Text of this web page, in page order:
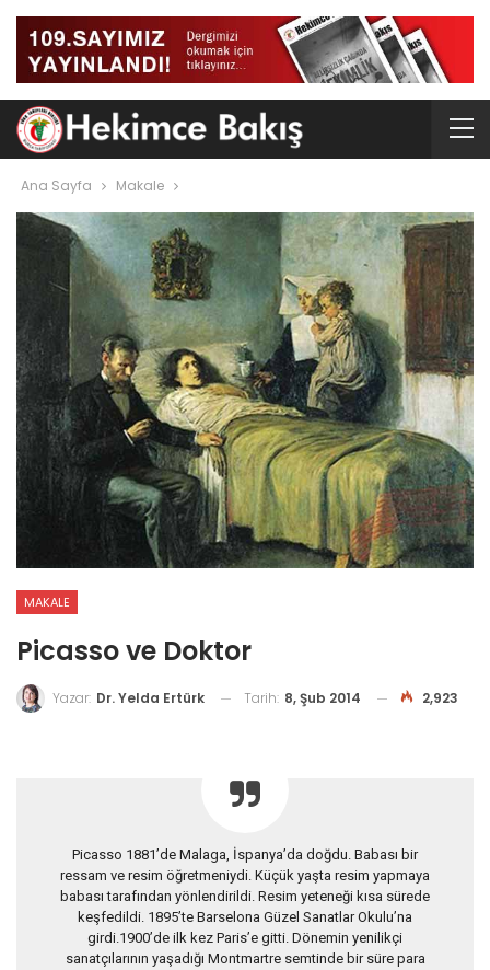
Ana Sayfa Makale
MAKALE
Picasso ve Doktor
Yazar: Dr. Yelda Ertürk Tarih: 8, Şub 2014 2,923
Picasso 1881’de Malaga, İspanya’da doğdu. Babası bir
ressam ve resim öğretmeniydi. Küçük yaşta resim yapmaya
babası tarafından yönlendirildi. Resim yeteneği kısa sürede
keşfedildi. 1895’te Barselona Güzel Sanatlar Okulu’na
girdi.1900’de ilk kez Paris’e gitti. Dönemin yenilikçi
sanatçılarının yaşadığı Montmartre semtinde bir süre para